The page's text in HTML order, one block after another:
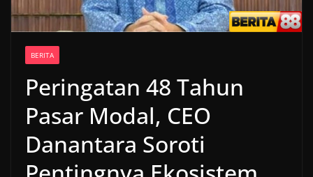
BERITA
Peringatan 48 Tahun
Pasar Modal, CEO
Danantara Soroti